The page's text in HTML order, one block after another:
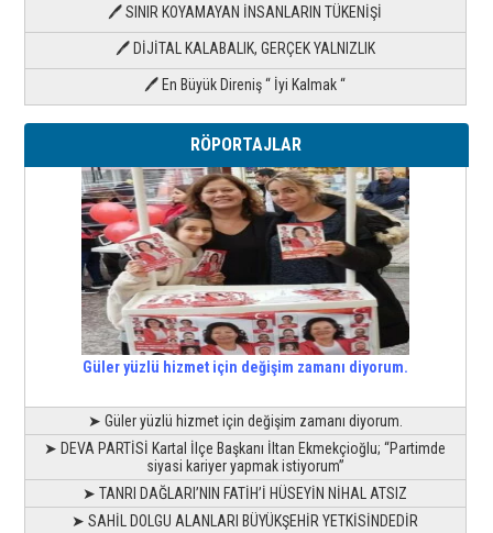
🖊 SINIR KOYAMAYAN İNSANLARIN TÜKENİŞİ
🖊 DİJİTAL KALABALIK, GERÇEK YALNIZLIK
🖊 En Büyük Direniş “ İyi Kalmak “
RÖPORTAJLAR
Güler yüzlü hizmet için değişim zamanı diyorum.
➤ Güler yüzlü hizmet için değişim zamanı diyorum.
➤ DEVA PARTİSİ Kartal İlçe Başkanı İltan Ekmekçioğlu; “Partimde
siyasi kariyer yapmak istiyorum”
➤ TANRI DAĞLARI’NIN FATİH’İ HÜSEYİN NİHAL ATSIZ
➤ SAHİL DOLGU ALANLARI BÜYÜKŞEHİR YETKİSİNDEDİR